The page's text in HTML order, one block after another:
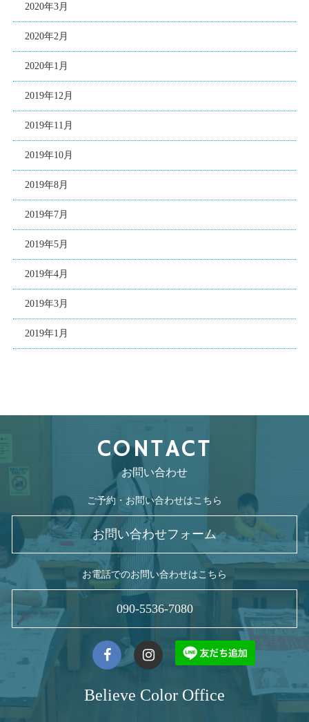
2020年3月
2020年2月
2020年1月
2019年12月
2019年11月
2019年10月
2019年8月
2019年7月
2019年5月
2019年4月
2019年3月
2019年1月
CONTACT
お問い合わせ
ご予約・お問い合わせはこちら
お問い合わせフォーム
お電話でのお問い合わせはこちら
090-5536-7080
Believe Color Office